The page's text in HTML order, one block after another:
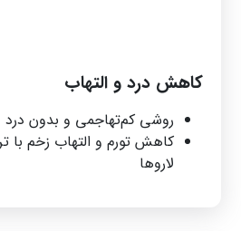
کاهش درد و التهاب
روشی کم‌تهاجمی و بدون درد
کاهش تورم و التهاب زخم با
لاروها